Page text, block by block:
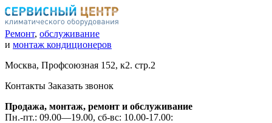
Ремонт, обслуживание
и монтаж кондиционеров
Москва, Профсоюзная 152, к2. стр.2
Контакты Заказать звонок
Продажа, монтаж, ремонт и обслуживание
Пн.-пт.: 09.00—19.00, сб-вс: 10.00-17.00: